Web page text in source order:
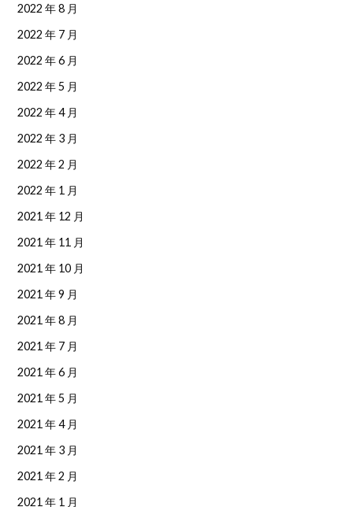
2022 年 8 月
2022 年 7 月
2022 年 6 月
2022 年 5 月
2022 年 4 月
2022 年 3 月
2022 年 2 月
2022 年 1 月
2021 年 12 月
2021 年 11 月
2021 年 10 月
2021 年 9 月
2021 年 8 月
2021 年 7 月
2021 年 6 月
2021 年 5 月
2021 年 4 月
2021 年 3 月
2021 年 2 月
2021 年 1 月